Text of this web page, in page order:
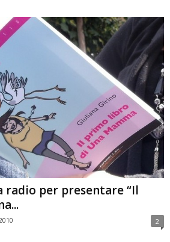
radio per presentare “Il
2